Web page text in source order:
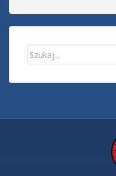
Search